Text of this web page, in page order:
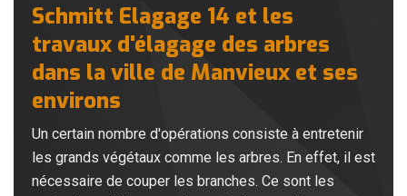
Schmitt Elagage 14 et les
travaux d'élagage des arbres
dans la ville de Manvieux et ses
environs
Un certain nombre d'opérations consiste à entretenir
les grands végétaux comme les arbres. En effet, il est
nécessaire de couper les branches. Ce sont les